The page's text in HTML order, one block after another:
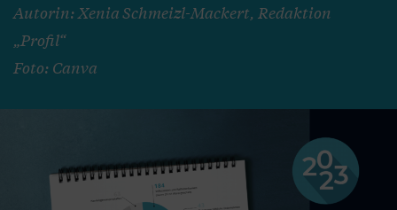
Autorin: Xenia Schmeizl-Mackert, Redaktion
„Profil“
Foto: Canva